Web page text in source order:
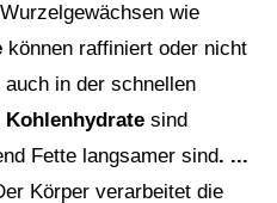
Wurzelgewächsen wie
können raffiniert oder nicht
auch in der schnellen
Kohlenhydrate sind
Fette langsamer sind. ...
Körper verarbeitet die